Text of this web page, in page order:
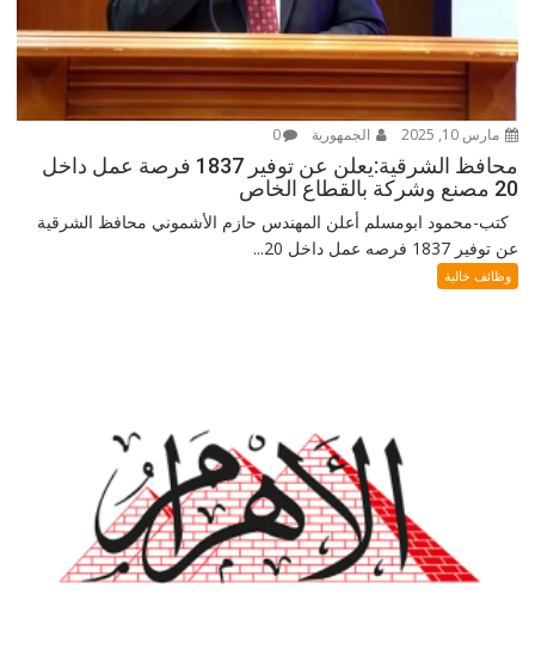
مارس 10, 2025 الجمهورية 0
محافظ الشرقية:يعلن عن توفير 1837 فرصة عمل داخل
20 مصنع وشركة بالقطاع الخاص
كتب-محمود ابومسلم أعلن المهندس حازم الأشموني محافظ الشرقية
عن توفير 1837 فرصه عمل داخل 20...
وظائف خالية